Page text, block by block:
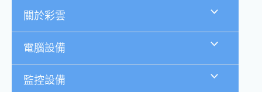
關於彩雲
電腦設備
監控設備